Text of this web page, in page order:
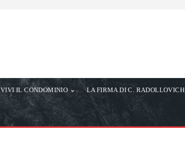
VIVI IL CONDOMINIO LA FIRMA DI C. RADOLLOVICH